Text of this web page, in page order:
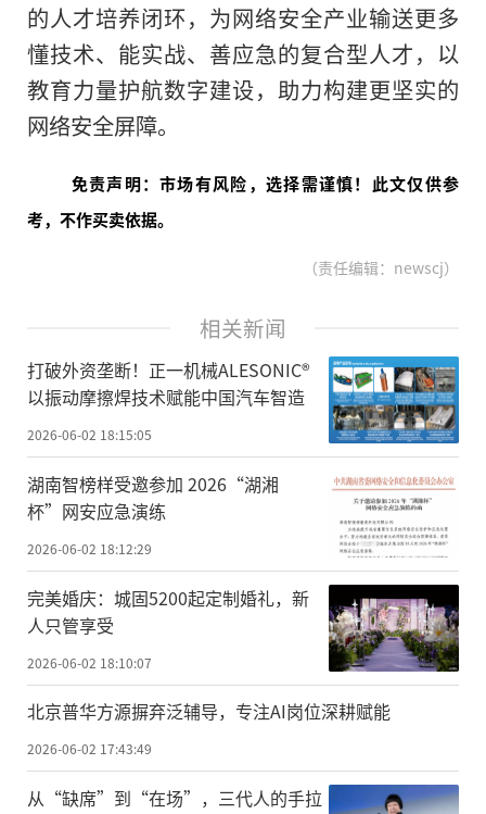
的人才培养闭环，为网络安全产业输送更多
懂技术、能实战、善应急的复合型人才，以
教育力量护航数字建设，助力构建更坚实的
网络安全屏障。
免责声明：市场有风险，选择需谨慎！此文仅供参
考，不作买卖依据。
（责任编辑：newscj）
相关新闻
打破外资垄断！正一机械ALESONIC®
以振动摩擦焊技术赋能中国汽车智造
2026-06-02 18:15:05
湖南智榜样受邀参加 2026“湖湘
杯”网安应急演练
2026-06-02 18:12:29
完美婚庆：城固5200起定制婚礼，新
人只管享受
2026-06-02 18:10:07
北京普华方源摒弃泛辅导，专注AI岗位深耕赋能
2026-06-02 17:43:49
从“缺席”到“在场”，三代人的手拉